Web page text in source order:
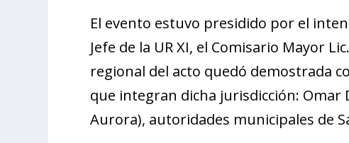
El evento estuvo presidido por el
Jefe de la UR XI, el Comisario Mayor
regional del acto quedó demostrada
que integran dicha jurisdicción: Omar
Aurora), autoridades municipales de